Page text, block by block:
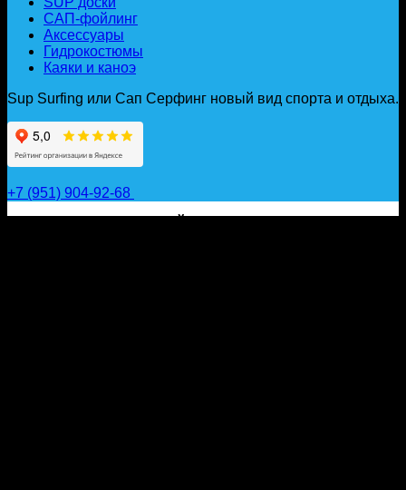
САП-фойлинг
Аксессуары
Гидрокостюмы
Каяки и каноэ
Sup Surfing или Сап Серфинг новый вид спорта и отдыха.
+7 (951) 904-92-68